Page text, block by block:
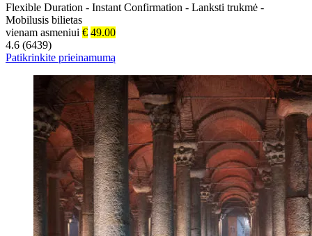
Flexible Duration - Instant Confirmation - Lanksti trukmė -
Mobilusis bilietas
vienam asmeniui € 49.00
4.6 (6439)
Patikrinkite prieinamumą